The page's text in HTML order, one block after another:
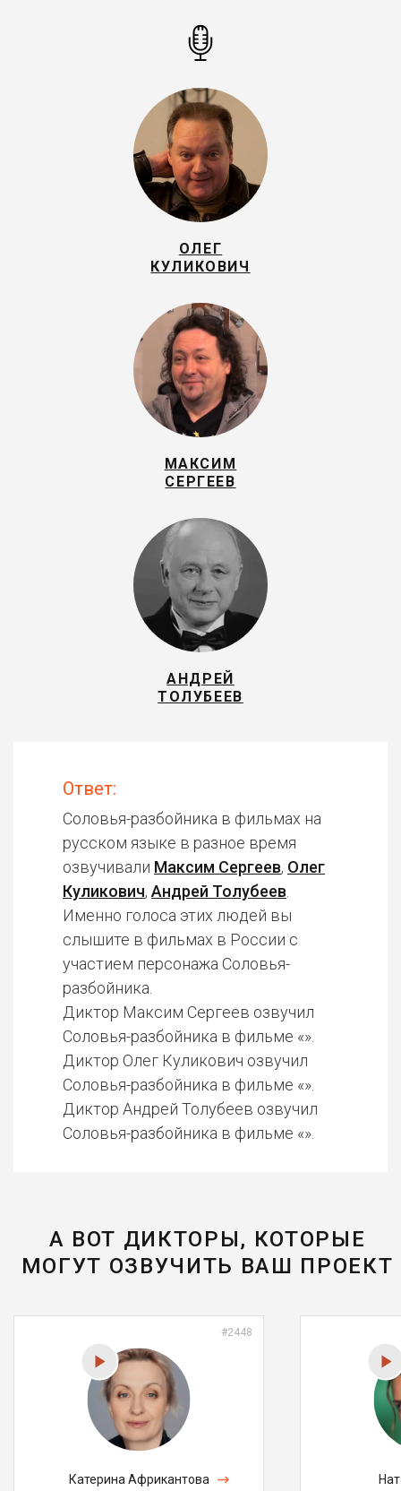
ОЛЕГ
КУЛИКОВИЧ
МАКСИМ
СЕРГЕЕВ
АНДРЕЙ
ТОЛУБЕЕВ
Ответ:
Соловья-разбойника в фильмах на
русском языке в разное время
озвучивали Максим Сергеев, Олег
Куликович, Андрей Толубеев
Именно голоса этих людей вы
слышите в фильмах в России с
участием персонажа Соловья-
разбойника.
Диктор Максим Сергеев озвучил
Соловья-разбойника в фильме «».
Диктор Олег Куликович озвучил
Соловья-разбойника в фильме «».
Диктор Андрей Толубеев озвучил
Соловья-разбойника в фильме «».
А ВОТ ДИКТОРЫ, КОТОРЫЕ
МОГУТ ОЗВУЧИТЬ ВАШ ПРОЕКТ
#2448
Катерина Африкантова